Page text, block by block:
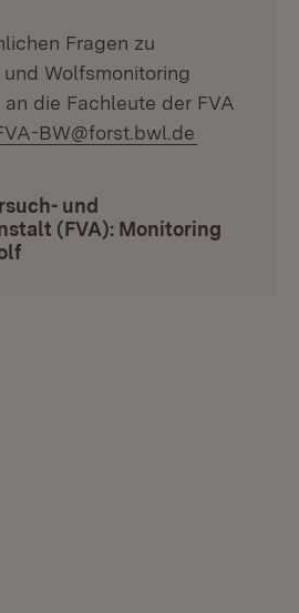
Fragen zu
Wolfsmonitoring
die Fachleute der FVA
BW@forst.bwl.de
und
(FVA): Monitoring